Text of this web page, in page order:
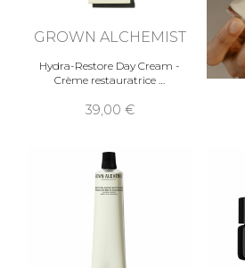
GROWN ALCHEMIST
Hydra-Restore Day Cream -
Crème restauratrice
39,00